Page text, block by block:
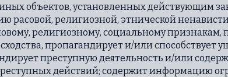
объектов, установленных действующим
расовой, религиозной, этнической
религиозному, социальному
пропагандирует и/или
преступную деятельность и/или
действий; содержит информацию